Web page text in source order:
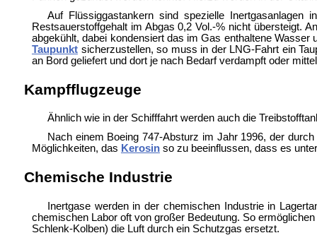
Auf Flüssiggastankern sind spezielle
Restsauerstoffgehalt im Abgas 0,2 Vol.-% nicht übersteigt.
abgekühlt, dabei kondensiert das im Gas enthaltene
Taupunktsicherzustellen, so muss in der LNG-Fahrt ein
an Bord geliefert und dort je nach Bedarf verdampft oder
Kampfflugzeuge
Ähnlich wie in der Schifffahrt werden auch die
Nach einem Boeing 747-Absturz im Jahr 1996, der
Möglichkeiten, das Kerosinso zu beeinflussen, dass es
Chemische Industrie
Inertgase werden in der chemischen Industrie in
chemischen Labor oft von großer Bedeutung. So
Schlenk-Kolben) die Luft durch ein Schutzgas ersetzt.